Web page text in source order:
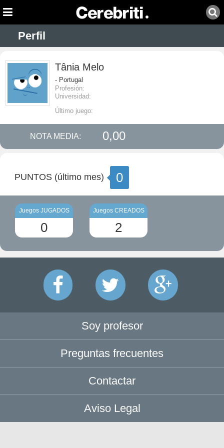
Perfil
Tânia Melo
- Portugal
Profesión:
Universidad:
Último juego:
NOTA MEDIA: 0,00
PUNTOS (último mes) 0
Juegos JUGADOS
0
Juegos CREADOS
2
Soy profesor
Preguntas frecuentes
Contactar
Aviso Legal